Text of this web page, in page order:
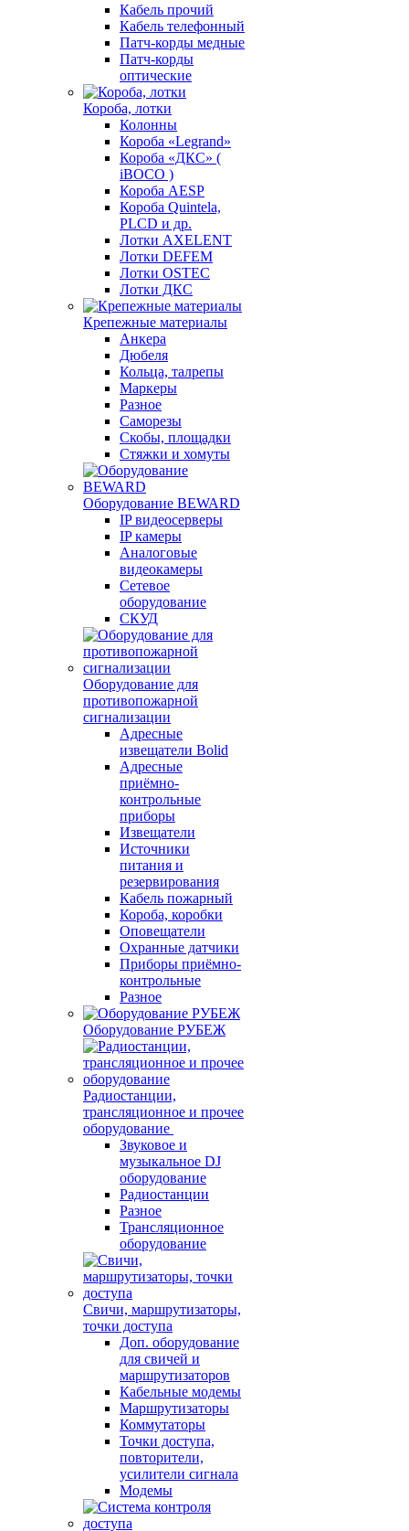
Кабель прочий
Кабель телефонный
Патч-корды медные
Патч-корды
оптические
Короба, лотки
Колонны
Короба «Legrand»
Короба «ДКС» (
iBOCO )
Короба AESP
Короба Quintela,
PLCD и др.
Лотки AXELENT
Лотки DEFEM
Лотки OSTEC
Лотки ДКС
Крепежные материалы
Анкера
Дюбеля
Кольца, талрепы
Маркеры
Разное
Саморезы
Скобы, площадки
Стяжки и хомуты
Оборудование BEWARD
IP видеосерверы
IP камеры
Аналоговые
видеокамеры
Сетевое
оборудование
СКУД
Оборудование для
противопожарной
сигнализации
Адресные
извещатели Bolid
Адресные
приёмно-
контрольные
приборы
Извещатели
Источники
питания и
резервирования
Кабель пожарный
Короба, коробки
Оповещатели
Охранные датчики
Приборы приёмно-
контрольные
Разное
Оборудование РУБЕЖ
Радиостанции,
трансляционное и прочее
оборудование
Звуковое и
музыкальное DJ
оборудование
Радиостанции
Разное
Трансляционное
оборудование
Свичи, маршрутизаторы,
точки доступа
Доп. оборудование
для свичей и
маршрутизаторов
Кабельные модемы
Маршрутизаторы
Коммутаторы
Точки доступа,
повторители,
усилители сигнала
Модемы